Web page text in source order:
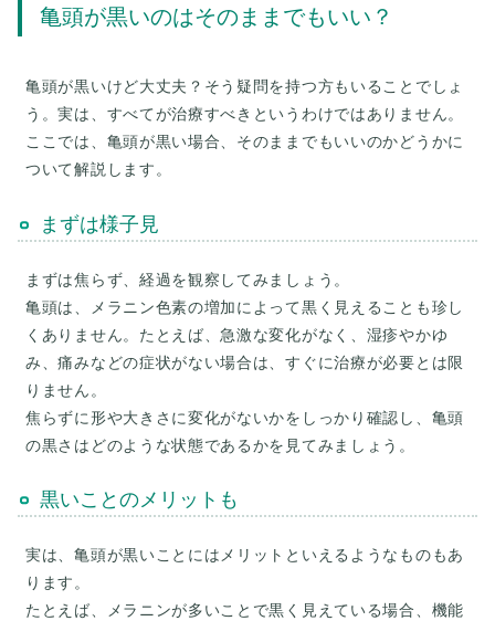
亀頭が黒いのはそのままでもいい？
亀頭が黒いけど大丈夫？そう疑問を持つ方もいることでしょ
う。実は、すべてが治療すべきというわけではありません。
ここでは、亀頭が黒い場合、そのままでもいいのかどうかに
まずは様子見
まずは焦らず、経過を観察してみましょう。
亀頭は、メラニン色素の増加によって黒く見えることも珍し
くありません。たとえば、急激な変化がなく、湿疹やかゆ
み、痛みなどの症状がない場合は、すぐに治療が必要とは限
りません。
焦らずに形や大きさに変化がないかをしっかり確認し、亀頭
黒いことのメリットも
実は、亀頭が黒いことにはメリットといえるようなものもあ
ります。
たとえば、メラニンが多いことで黒く見えている場合、機能